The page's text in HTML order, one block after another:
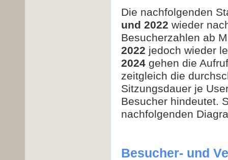
Die nachfolgenden
und 2022 wieder
Besucherzahlen ab
2022 jedoch wieder
2024 gehen die
zeitgleich die
Sitzungsdauer je
Besucher hindeutet.
nachfolgenden
Besucher- und